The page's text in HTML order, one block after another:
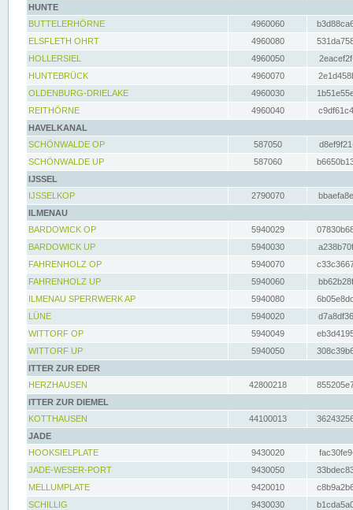
HUNTE
BUTTELERHÖRNE
4960060
ELSFLETH OHRT
4960080
HOLLERSIEL
4960050
HUNTEBRÜCK
4960070
OLDENBURG-DRIELAKE
4960030
REITHÖRNE
4960040
HAVELKANAL
SCHÖNWALDE OP
587050
SCHÖNWALDE UP
587060
IJSSEL
IJSSELKOP
2790070
ILMENAU
BARDOWICK OP
5940029
BARDOWICK UP
5940030
FAHRENHOLZ OP
5940070
FAHRENHOLZ UP
5940060
ILMENAU SPERRWERK AP
5940080
LÜNE
5940020
WITTORF OP
5940049
WITTORF UP
5940050
ITTER ZUR EDER
HERZHAUSEN
42800218
ITTER ZUR DIEMEL
KOTTHAUSEN
44100013
JADE
HOOKSIELPLATE
9430020
JADE-WESER-PORT
9430050
MELLUMPLATE
9420010
SCHILLIG
9430030